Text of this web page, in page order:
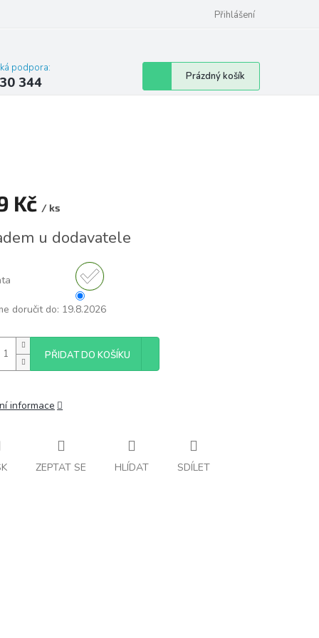
Přihlášení
podpora:
344
Nákupní
košík
Prázdný košík
Kč / ks
u dodavatele
doručit do: 19.8.2026
PŘIDAT DO KOŠÍKU
informace
ZEPTAT SE HLÍDAT SDÍLET